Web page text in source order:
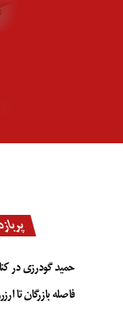
حمید گودرزی در
فاصله بازرگان تا